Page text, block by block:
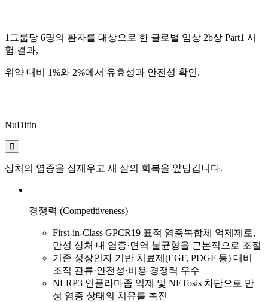
1그룹당 6명의 환자를 대상으로 한 글로벌 임상 2b상 Part1 시
험 결과,
위약 대비 1%와 2%에서 유효성과 안전성 확인.
NuDifin
상처의 염증을 잠재우고 새 살의 회복을 앞당깁니다.
경쟁력 (Competitiveness)
First-in-Class GPCR19 표적 염증복합체 억제제로,
만성 상처 내 염증·면역 불균형을 근본적으로 조절
기존 성장인자 기반 치료제(EGF, PDGF 등) 대비
조직 관류·안전성·비용 경쟁력 우수
NLRP3 인플라마좀 억제 및 NETosis 차단으로 만
성 염증 상태의 치유를 촉진